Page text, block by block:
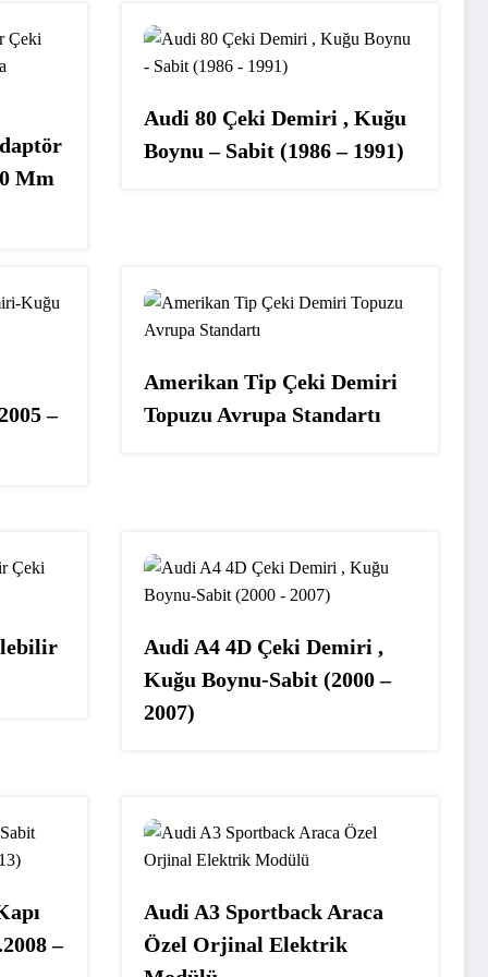
Mm
Audi 80 Çeki Demiri , Kuğu
Boynu – Sabit (1986 – 1991)
–
Amerikan Tip Çeki Demiri
Topuzu Avrupa Standartı
Audi A4 4D Çeki Demiri ,
Kuğu Boynu-Sabit (2000 –
2007)
–
Audi A3 Sportback Araca
Özel Orjinal Elektrik